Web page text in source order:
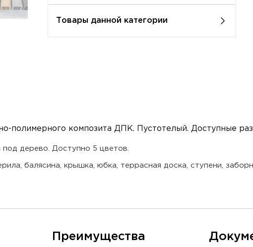
Товары данной категории
полимерного композита ДПК. Пустотелый. Доступные
дерево. Доступно 5 цветов.
балясина, крышка, юбка, террасная доска, ступени,
Преимущества